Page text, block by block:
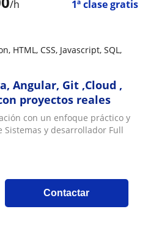
/h 1ª clase gratis
HTML, CSS, Javascript, SQL,
Angular, Git ,Cloud ,
proyectos reales
con un enfoque práctico y
Sistemas y desarrollador Full
Contactar